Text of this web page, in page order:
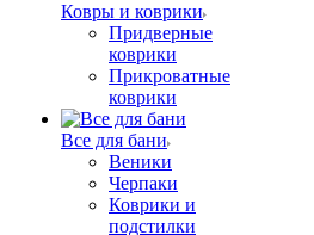
Ковры и коврики
Придверные
коврики
Прикроватные
коврики
Все для бани
Веники
Черпаки
Коврики и
подстилки